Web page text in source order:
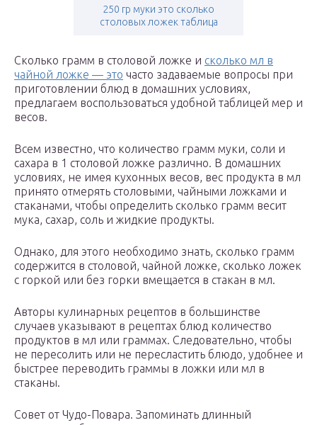
250 гр муки это сколько
столовых ложек таблица
Сколько грамм в столовой ложке и сколько мл в
чайной ложке — это часто задаваемые вопросы при
приготовлении блюд в домашних условиях,
предлагаем воспользоваться удобной таблицей мер и
весов.
Всем известно, что количество грамм муки, соли и
сахара в 1 столовой ложке различно. В домашних
условиях, не имея кухонных весов, вес продукта в мл
принято отмерять столовыми, чайными ложками и
стаканами, чтобы определить сколько грамм весит
мука, сахар, соль и жидкие продукты.
Однако, для этого необходимо знать, сколько грамм
содержится в столовой, чайной ложке, сколько ложек
с горкой или без горки вмещается в стакан в мл.
Авторы кулинарных рецептов в большинстве
случаев указывают в рецептах блюд количество
продуктов в мл или граммах. Следовательно, чтобы
не пересолить или не пересластить блюдо, удобнее и
быстрее переводить граммы в ложки или мл в
стаканы.
Совет от Чудо-Повара. Запоминать длинный